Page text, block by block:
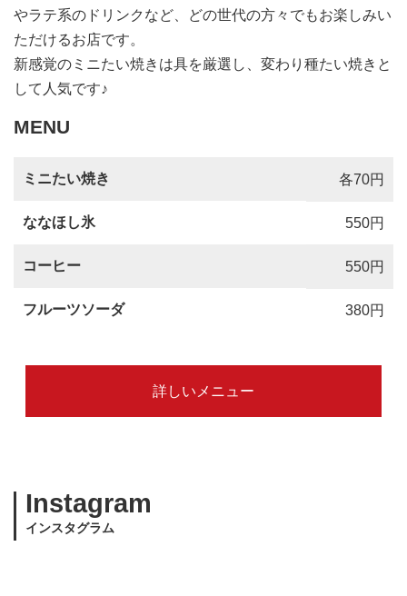
やラテ系のドリンクなど、どの世代の方々でもお楽しみい
ただけるお店です。
新感覚のミニたい焼きは具を厳選し、変わり種たい焼きと
して人気です♪
MENU
ミニたい焼き 各70円
ななほし氷 550円
コーヒー 550円
フルーツソーダ 380円
詳しいメニュー
Instagram
インスタグラム